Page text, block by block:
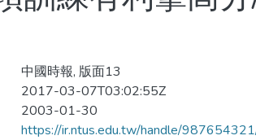
中國時報, 版面13
2017-03-07T03:02:55Z
2003-01-30
https://ir.ntus.edu.tw/handle/